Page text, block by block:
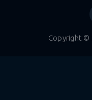
Copyright ©